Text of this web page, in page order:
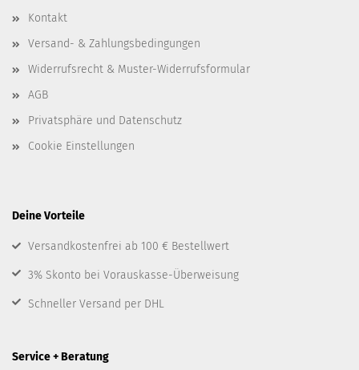
Kontakt
Versand- & Zahlungsbedingungen
Widerrufsrecht & Muster-Widerrufsformular
AGB
Privatsphäre und Datenschutz
Cookie Einstellungen
Deine Vorteile
Versandkostenfrei ab 100 € Bestellwert
3% Skonto bei Vorauskasse-Überweisung
Schneller Versand per DHL
Service + Beratung